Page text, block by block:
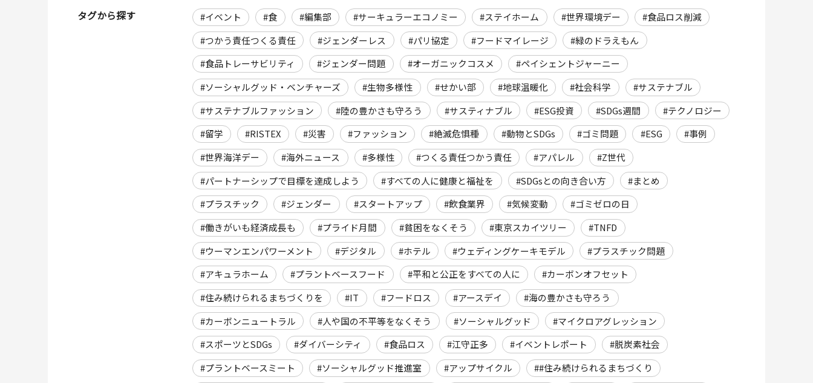
タグから探す #イベント #食 #編集部 #サーキュラーエコノミー #ステイホーム #世界環境デー
#食品ロス削減
#つかう責任つくる責任
#ジェンダーレス #パリ協定 #フードマイレージ
#緑のドラえもん
#食品トレーサビリティ
#ジェンダー問題 #オーガニックコスメ
#ペイシェントジャーニー
#ソーシャルグッド・ベンチャーズ
#生物多様性 #せかい部 #地球温暖化 #社会科学
#サステナブル
#サステナブルファッション
#陸の豊かさも守ろう #サスティナブル #ESG投資 #SDGs週間
#テクノロジー
#留学
#RISTEX #災害 #ファッション #絶滅危惧種 #動物とSDGs #ゴミ問題 #ESG
#事例
#世界海洋デー
#海外ニュース #多様性 #つくる責任つかう責任 #アパレル
#Z世代
#パートナーシップで目標を達成しよう
#すべての人に健康と福祉を #SDGsとの向き合い方
#まとめ
#プラスチック
#ジェンダー #スタートアップ #飲食業界 #気候変動
#ゴミゼロの日
#働きがいも経済成長も
#プライド月間 #貧困をなくそう #東京スカイツリー
#TNFD
#ウーマンエンパワーメント
#デジタル #ホテル #ウェディングケーキモデル
#プラスチック問題
#アキュラホーム
#プラントベースフード #平和と公正をすべての人に
#カーボンオフセット
#住み続けられるまちづくりを
#IT #フードロス #アースデイ
#海の豊かさも守ろう
#カーボンニュートラル
#人や国の不平等をなくそう #ソーシャルグッド
#マイクロアグレッション
#スポーツとSDGs
#ダイバーシティ #食品ロス #江守正多 #イベントレポート
#脱炭素社会
#プラントベースミート
#ソーシャルグッド推進室 #アップサイクル ##住み続けられるまちづくり